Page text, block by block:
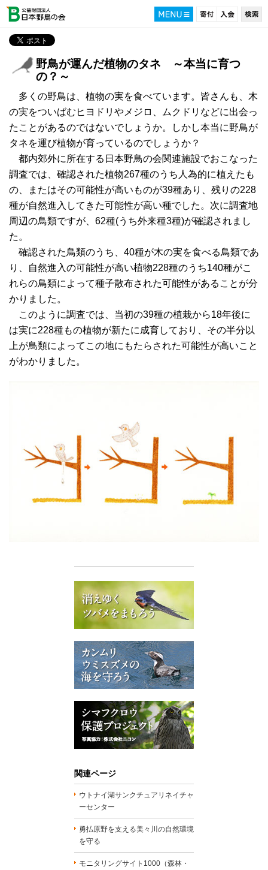
野鳥が運んだ植物のタネ ～本当に育つ
の？～
多くの野鳥は、植物の実を食べています。皆さんも、木
の実をついばむヒヨドリやメジロ、ムクドリなどに出会っ
たことがあるのではないでしょうか。しかし本当に野鳥が
タネを運び植物が育っているのでしょうか？
都内郊外に所在する日本野鳥の会関連施設でおこなった
調査では、確認された植物267種のうち人為的に植えたも
の、またはその可能性が高いものが39種あり、残りの228
種が自然進入してきた可能性が高い種でした。次に調査地
周辺の鳥類ですが、62種(うち外来種3種)が確認されまし
た。
確認された鳥類のうち、40種が木の実を食べる鳥類であ
り、自然進入の可能性が高い植物228種のうち140種がこ
れらの鳥類によって種子散布された可能性があることが分
かりました。
このように調査では、当初の39種の植栽から18年後に
は実に228種もの植物が新たに成育しており、その半分以
上が鳥類によってこの地にもたらされた可能性が高いこと
がわかりました。
関連ページ
ウトナイ湖サンクチュアリネイチャ
ーセンター
勇払原野を支える美々川の自然環境
を守る
モニタリングサイト1000（森林・